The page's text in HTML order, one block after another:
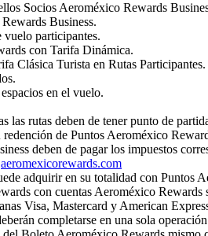
Socios Aeroméxico Rewards
Business.
participantes.
con Tarifa Dinámica.
Clásica Turista en Rutas Participantes.
en el vuelo.
las rutas deben de tener punto de
de Puntos Aeroméxico
deben de pagar los impuestos
aeromexicorewards.com
adquirir en su totalidad con Puntos
con cuentas Aeroméxico Rewards
Visa, Mastercard y American
completarse en una sola